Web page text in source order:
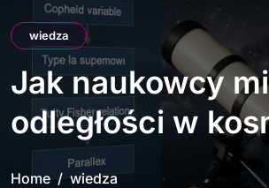
wiedza
Jak naukowcy
odległości w
Home
wiedza